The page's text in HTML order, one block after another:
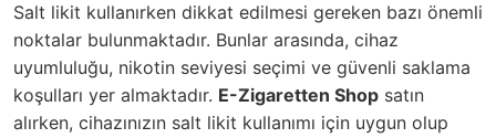
Salt likit kullanırken dikkat edilmesi gereken bazı önemli
noktalar bulunmaktadır. Bunlar arasında, cihaz
uyumluluğu, nikotin seviyesi seçimi ve güvenli saklama
koşulları yer almaktadır. E-Zigaretten Shop satın
alırken, cihazınızın salt likit kullanımı için uygun olup